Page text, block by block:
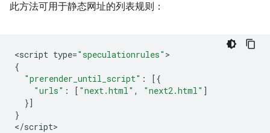
此方法可用于静态网址的列表规则：
<script type="speculationrules"
{
"prerender_until_script" :
[{
"urls" : [ "next.html" , "next2.html" ]
}]
}
</script